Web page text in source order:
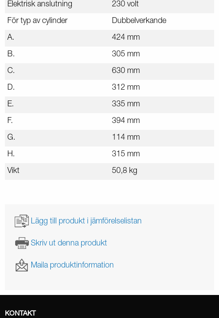
Elektrisk anslutning 230 volt
För typ av cylinder Dubbelverkande
A. 424 mm
B. 305 mm
C. 630 mm
D. 312 mm
E. 335 mm
F. 394 mm
G. 114 mm
H. 315 mm
Vikt 50,8 kg
Lägg till produkt i jämförelselistan
Skriv ut denna produkt
Maila produktinformation
KONTAKT